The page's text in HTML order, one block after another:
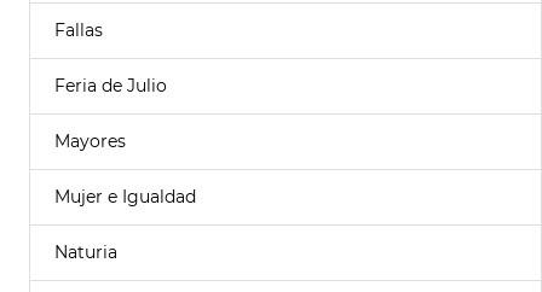
Fallas
Feria de Julio
Mayores
Mujer e Igualdad
Naturia